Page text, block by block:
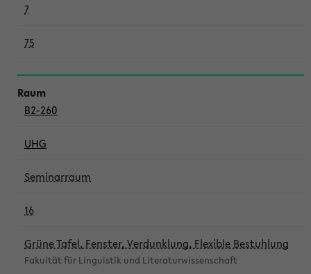
7
75
B2-260
UHG
Seminarraum
16
Grüne Tafel, Fenster, Verdunklung, Flexible Bestuhlung
Fakultät für Linguistik und Literaturwissenschaft